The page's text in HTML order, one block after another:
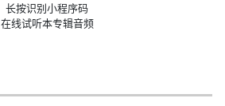
长按识别小程序码
在线试听本专辑音频